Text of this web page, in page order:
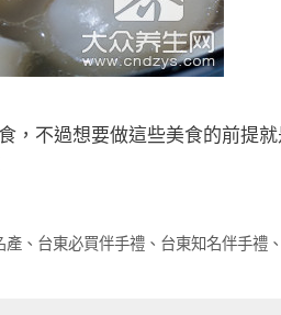
，不過想要做這些美食的前提
產、 台東必買伴手禮、 台東知名伴手禮、